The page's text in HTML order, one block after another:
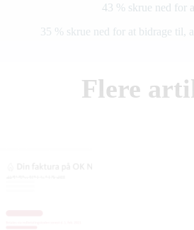
43 % skrue ned for
35 % skrue ned for at bidrage til,
Flere